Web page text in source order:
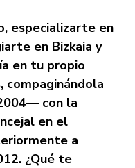
especializarte en
en Bizkaia y
en tu propio
compaginándola
con la
en el
a
¿Qué te